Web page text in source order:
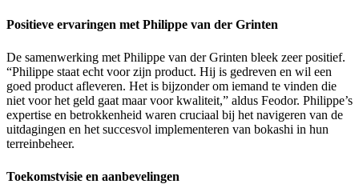
Positieve ervaringen met Philippe van der Grinten
De samenwerking met Philippe van der Grinten bleek zeer positief.
“Philippe staat echt voor zijn product. Hij is gedreven en wil een
goed product afleveren. Het is bijzonder om iemand te vinden die
niet voor het geld gaat maar voor kwaliteit,” aldus Feodor. Philippe’s
expertise en betrokkenheid waren cruciaal bij het navigeren van de
uitdagingen en het succesvol implementeren van bokashi in hun
terreinbeheer.
Toekomstvisie en aanbevelingen